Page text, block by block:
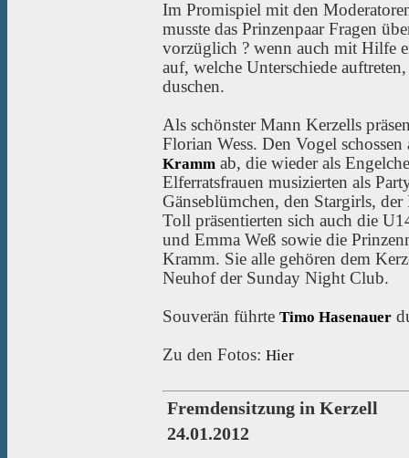
Im Promispiel mit den
musste das Prinzenpaar Fragen
vorzüglich ? wenn auch mit Hilfe
auf, welche Unterschiede
duschen.
Als schönster Mann Kerzells
Florian Wess. Den Vogel
Kramm ab, die wieder als
Elferratsfrauen musizierten als
Gänseblümchen, den Stargirls,
Toll präsentierten sich auch die
und Emma Weß sowie die
Kramm. Sie alle gehören dem
Neuhof der Sunday Night Club.
Souverän führte Timo Hasenauer
Zu den Fotos: Hier
Fremdensitzung in Kerzell
24.01.2012